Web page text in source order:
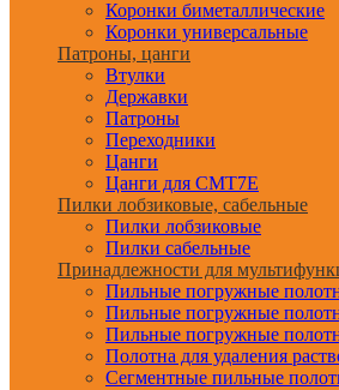
Коронки биметаллические
Коронки универсальные
Патроны, цанги
Втулки
Державки
Патроны
Переходники
Цанги
Цанги для CMT7E
Пилки лобзиковые, сабельные
Пилки лобзиковые
Пилки сабельные
Принадлежности для
Пильные погружные
Пильные погружные
Пильные погружные
Полотна для удаления
Сегментные пильные